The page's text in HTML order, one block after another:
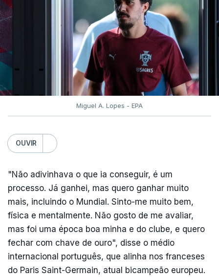
Miguel A. Lopes - EPA
OUVIR
"Não adivinhava o que ia conseguir, é um
processo. Já ganhei, mas quero ganhar muito
mais, incluindo o Mundial. Sinto-me muito bem,
física e mentalmente. Não gosto de me avaliar,
mas foi uma época boa minha e do clube, e quero
fechar com chave de ouro", disse o médio
internacional português, que alinha nos franceses
do Paris Saint-Germain, atual bicampeão europeu.